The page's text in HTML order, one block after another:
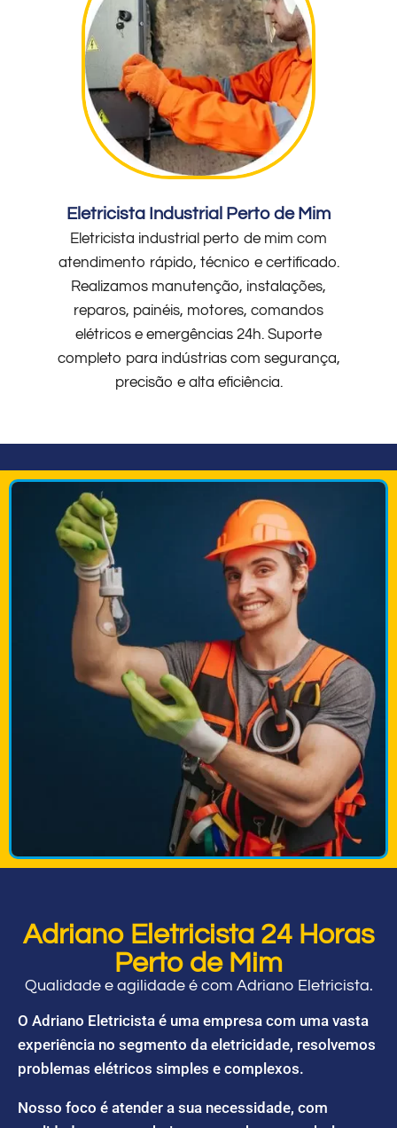
Eletricista Industrial Perto de Mim
Eletricista industrial perto de mim com
atendimento rápido, técnico e certificado.
Realizamos manutenção, instalações,
reparos, painéis, motores, comandos
elétricos e emergências 24h. Suporte
completo para indústrias com segurança,
precisão e alta eficiência.
Adriano Eletricista 24 Horas
Perto de Mim
Qualidade e agilidade é com Adriano Eletricista.
O Adriano Eletricista é uma empresa com uma vasta
experiência no segmento da eletricidade, resolvemos
problemas elétricos simples e complexos.
Nosso foco é atender a sua necessidade, com